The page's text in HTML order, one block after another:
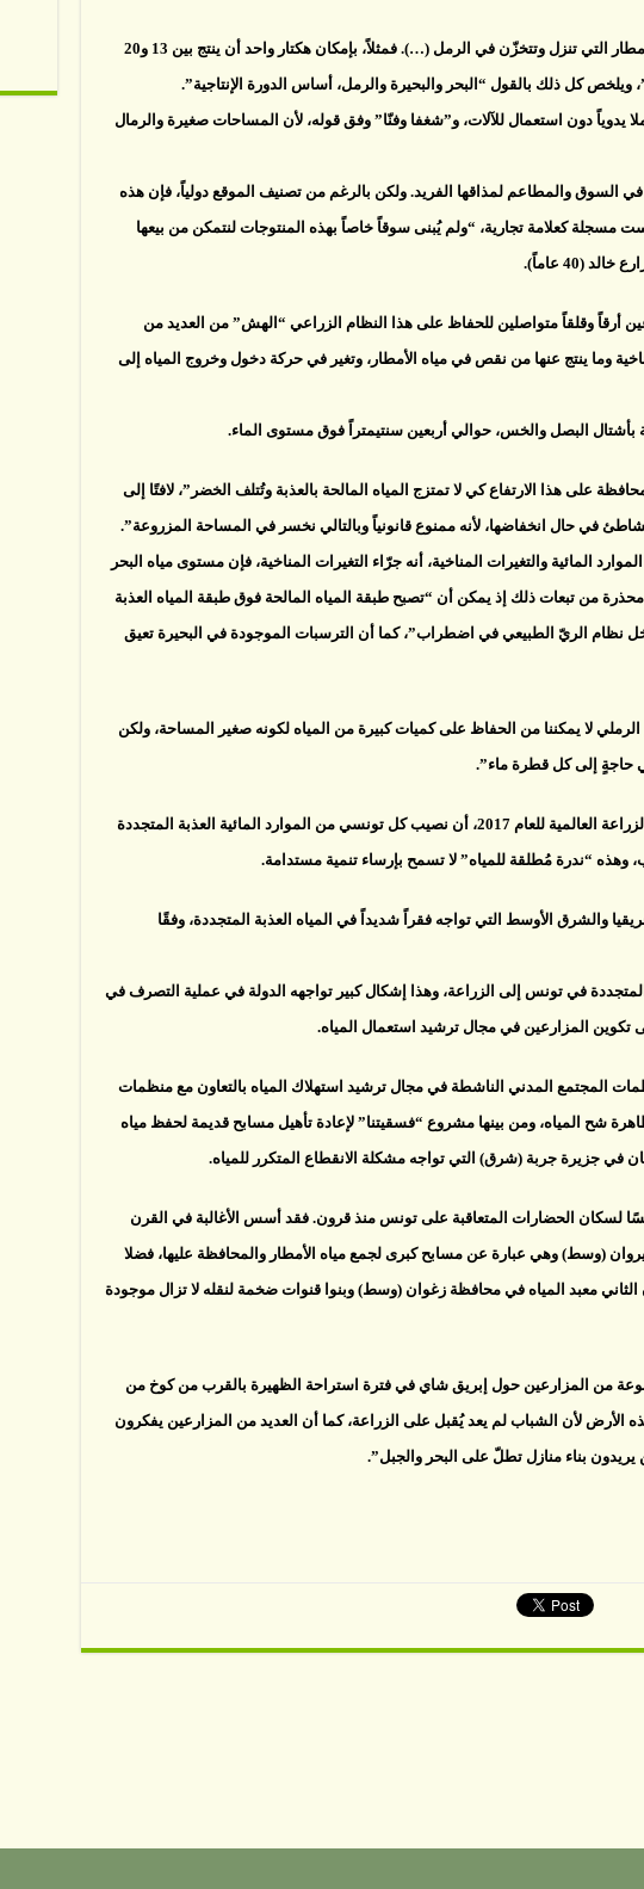
ويضيف: “نعتمد كليّاً على مياه الأمطار التي تنزل وتتخزّن في الرمل (…). فمثلاً، بإمكان هكتار واحد أن ينتج بين 13 و20
كل ذلك بالقول “البحر والبحيرة والرمل، أساس الدورة الإنتاجية”.
يدوياً دون استعمال للآلات، و”شغفا وفنّا” وفق قوله، لأن المساحات صغيرة والرمال
في السوق والمطاعم لمذاقها الفريد. ولكن بالرغم من تصنيف الموقع دولياً، فإن هذه
مسجلة كعلامة تجارية، “ولم يُبنى سوقاً خاصاً بهذه المنتوجات لنتمكن من بيعها
(40 عاماً).
أرقاً وقلقاً متواصلين للحفاظ على هذا النظام الزراعي “الهش” من العديد من
وما ينتج عنها من نقص في مياه الأمطار، وتغير في حركة دخول وخروج المياه إلى
البصل والخس، حوالي أربعين سنتيمتراً فوق مستوى الماء.
على هذا الارتفاع كي لا تمتزج المياه المالحة بالعذبة وتُتلف الخضر”، لافتًا إلى
في حال انخفاضها، لأنه ممنوع قانونياً وبالتالي نخسر في المساحة المزروعة”.
المائية والتغيرات المناخية، أنه جرّاء التغيرات المناخية، فإن مستوى مياه البحر
من تبعات ذلك إذ يمكن أن “تصبح طبقة المياه المالحة فوق طبقة المياه العذبة
نظام الريّ الطبيعي في اضطراب”، كما أن الترسبات الموجودة في البحيرة تعيق
لا يمكننا من الحفاظ على كميات كبيرة من المياه لكونه صغير المساحة، ولكن
حاجةٍ إلى كل قطرة ماء”.
وتبيّن تقديرات منظمة الأغذية والزراعة العالمية للعام 2017، أن نصيب كل تونسي من الموارد المائية العذبة المتجددة
والشرق الأوسط التي تواجه فقراً شديداً في المياه العذبة المتجددة، وفقًا
المتجددة في تونس إلى الزراعة، وهذا إشكال كبير تواجهه الدولة في عملية التصرف في
تكوين المزارعين في مجال ترشيد استعمال المياه.
المجتمع المدني الناشطة في مجال ترشيد استهلاك المياه بالتعاون مع منظمات
شح المياه، ومن بينها مشروع “فسقيتنا” لإعادة تأهيل مسابح قديمة لحفظ مياه
في جزيرة جربة (شرق) التي تواجه مشكلة الانقطاع المتكرر للمياه.
لسكان الحضارات المتعاقبة على تونس منذ قرون. فقد أسس الأغالبة في القرن
(وسط) وهي عبارة عن مسابح كبرى لجمع مياه الأمطار والمحافظة عليها، فضلا
معبد المياه في محافظة زغوان (وسط) وبنوا قنوات ضخمة لنقله لا تزال موجودة
من المزارعين حول إبريق شاي في فترة استراحة الظهيرة بالقرب من كوخ من
الأرض لأن الشباب لم يعد يُقبل على الزراعة، كما أن العديد من المزارعين يفكرون
يريدون بناء منازل تطلّ على البحر والجبل”.